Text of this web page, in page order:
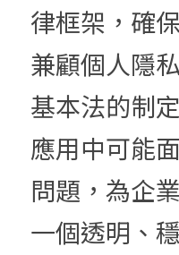
律框架，確
兼顧個人隱
基本法的制
應用中可能
問題，為企
一個透明、